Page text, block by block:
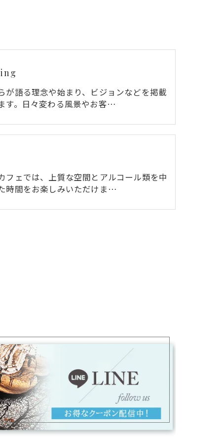
が語る理念や始まり、ビジョンなどを掲載
す。日々変わる風景やお客…
フェでは、上質な空間とアルコール類を中
時間をお楽しみいただけま…